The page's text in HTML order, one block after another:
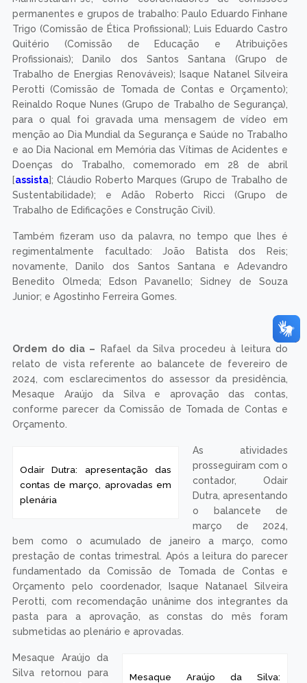
permanentes e grupos de trabalho: Paulo Eduardo Finhane
Trigo (Comissão de Ética Profissional); Luis Eduardo Castro
Quitério (Comissão de Educação e Atribuições
Profissionais); Danilo dos Santos Santana (Grupo de
Trabalho de Energias Renováveis); Isaque Natanel Silveira
Perotti (Comissão de Tomada de Contas e Orçamento);
Reinaldo Roque Nunes (Grupo de Trabalho de Segurança),
para o qual foi gravada uma mensagem de vídeo em
menção ao Dia Mundial da Segurança e Saúde no Trabalho
e ao Dia Nacional em Memória das Vítimas de Acidentes e
Doenças do Trabalho, comemorado em 28 de abril
[assista]; Cláudio Roberto Marques (Grupo de Trabalho de
Sustentabilidade); e Adão Roberto Ricci (Grupo de
Trabalho de Edificações e Construção Civil).
Também fizeram uso da palavra, no tempo que lhes é
regimentalmente facultado: João Batista dos Reis;
novamente, Danilo dos Santos Santana e Adevandro
Benedito Olmeda; Edson Pavanello; Sidney de Souza
Junior; e Agostinho Ferreira Gomes.
Ordem do dia – Rafael da Silva procedeu à leitura do
relato de vista referente ao balancete de fevereiro de
2024, com esclarecimentos do assessor da presidência,
Mesaque Araújo da Silva e aprovação das contas,
conforme parecer da Comissão de Tomada de Contas e
Orçamento.
contas de março, aprovadas em
plenária
As atividades
prosseguiram com o
contador, Odair
Dutra, apresentando
o balancete de
março de 2024,
bem como o
acumulado de
janeiro a março,
como prestação de
contas trimestral.
Após a leitura do
Tomada de Contas